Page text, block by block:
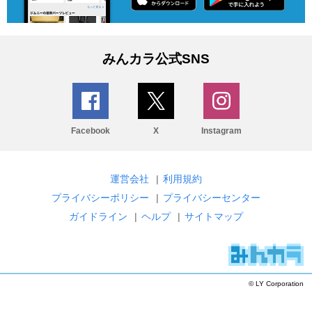
みんカラ公式SNS
Facebook X Instagram
運営会社 | 利用規約
プライバシーポリシー
| プライバシーセンター
ガイドライン
| ヘルプ | サイトマップ
© LY Corporation